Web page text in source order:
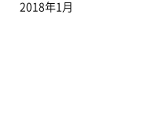
2018年1月